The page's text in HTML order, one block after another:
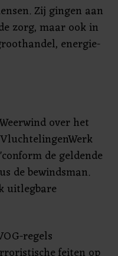
Zij gingen aan
zorg, maar ook in
energie-
over het
de geldende
de bewindsman.
uitlegbare
regels